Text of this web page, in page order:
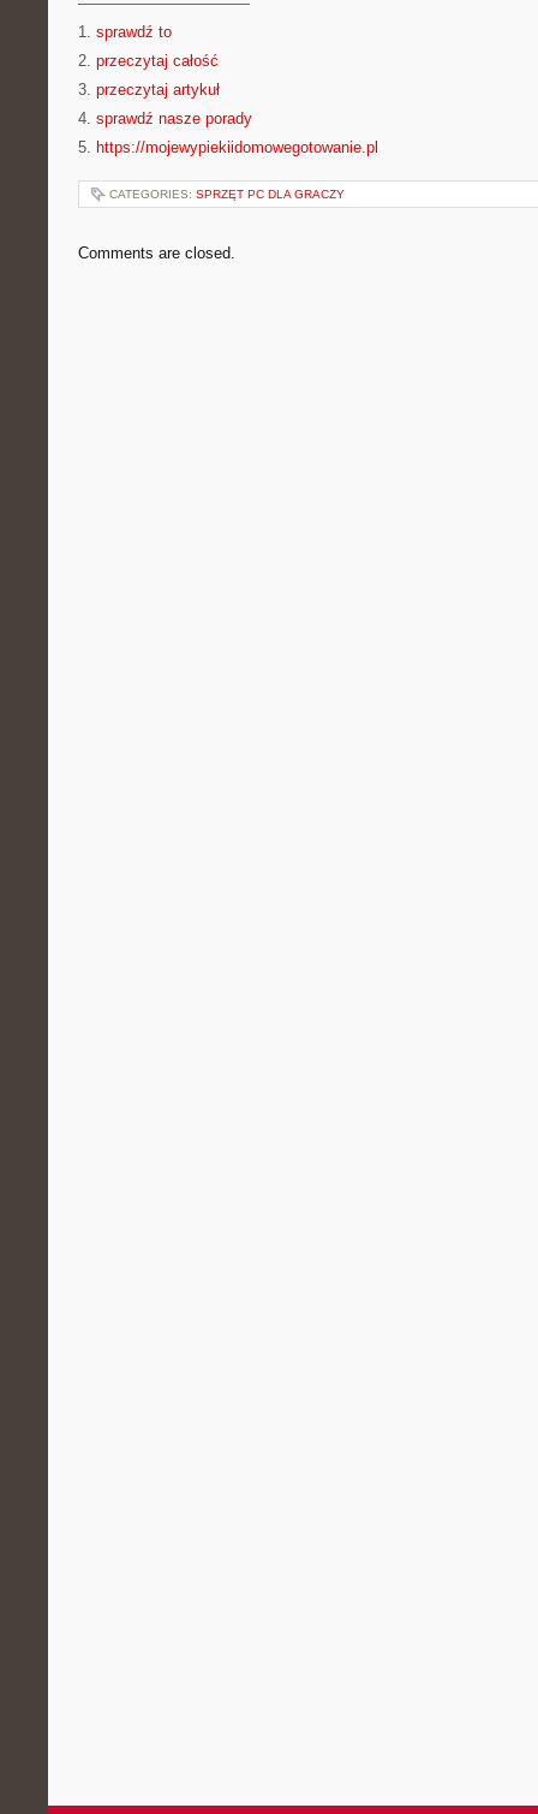
1. sprawdź to
2. przeczytaj całość
3. przeczytaj artykuł
4. sprawdź nasze porady
5. https://mojewypiekiidomowegotowanie.pl
CATEGORIES: SPRZĘT PC DLA GRACZY
Comments are closed.